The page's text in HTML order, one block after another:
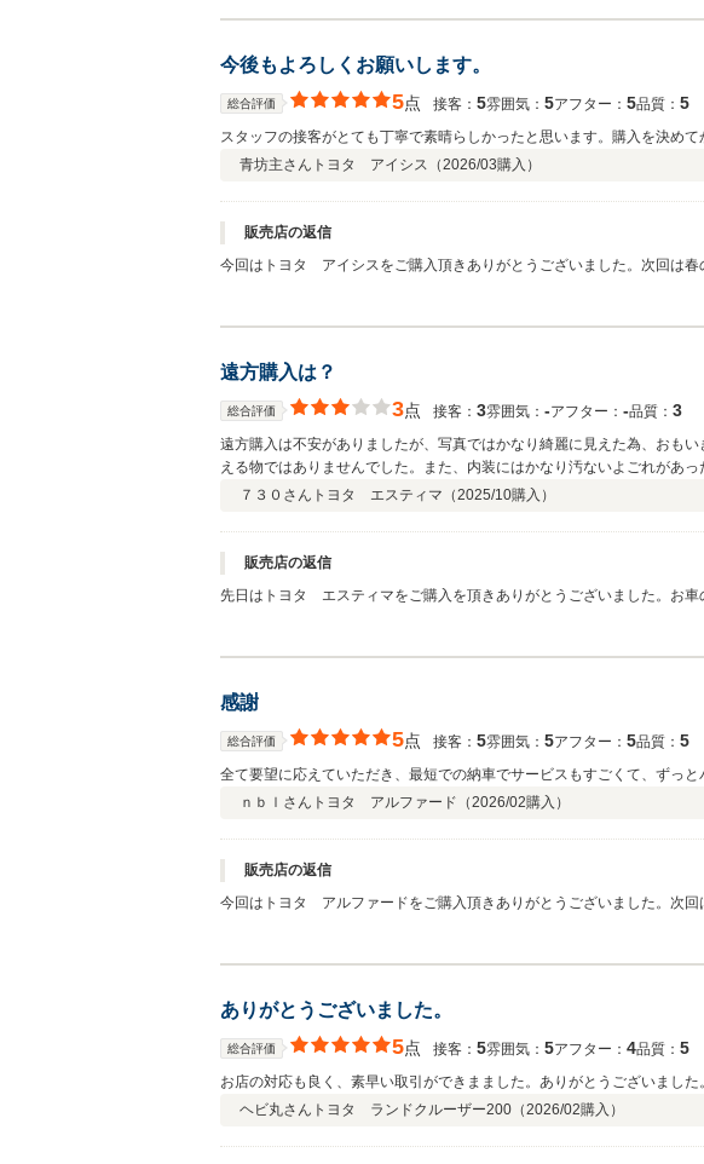
今後もよろしくお願いします。
総合評価 5点 接客： 5雰囲気： 5アフター： 5品質： 5
スタッフの接客がとても丁寧で素晴らしかったと思います。購入を決めて
青坊主さん トヨタ アイシス（2026/03購入）
販売店の返信
今回はトヨタ アイシスをご購入頂きありがとうございました。次回は
遠方購入は？
総合評価 3点 接客： 3雰囲気： ‐アフター： ‐品質： 3
遠方購入は不安がありましたが、写真ではかなり綺麗に見えた為、おも
える物ではありませんでした。また、内装にはかなり汚ないよごれがあ
んし、がっかりでした。やっぱり実物みないと駄目ですね。
７３０さん トヨタ エスティマ（2025/10購入）
販売店の返信
先日はトヨタ エスティマをご購入を頂きありがとうございました。お
感謝
総合評価 5点 接客： 5雰囲気： 5アフター： 5品質： 5
全て要望に応えていただき、最短での納車でサービスもすごくて、ずっ
ｎｂｌさん トヨタ アルファード（2026/02購入）
販売店の返信
今回はトヨタ アルファードをご購入頂きありがとうございました。次
ありがとうございました。
総合評価 5点 接客： 5雰囲気： 5アフター： 4品質： 5
お店の対応も良く、素早い取引ができまました。ありがとうございました。
ヘビ丸さん トヨタ ランドクルーザー200（2026/02購入）